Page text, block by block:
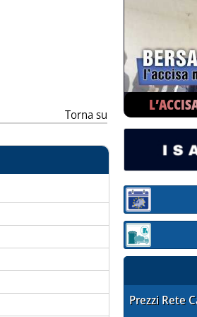
Torna su
Sezione:
Sezione:
Prezzi Rete